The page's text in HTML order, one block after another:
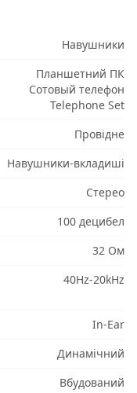
Навушники
Планшетний ПК
Сотовый телефон
Telephone Set
Провідне
Навушники-вкладиші
Стерео
100 децибел
32 Ом
40Hz-20kHz
In-Ear
Динамічний
Вбудований